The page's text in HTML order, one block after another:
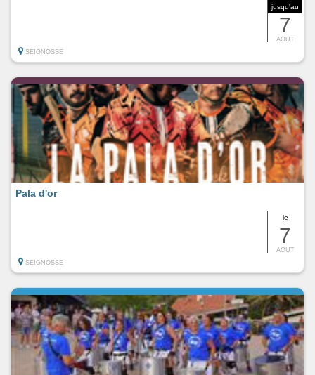
jusqu'au
7
AOUT
SEIGNOSSE
le
7
AOUT
Pala d'or
SEIGNOSSE